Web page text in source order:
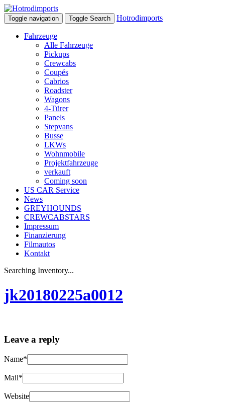
Toggle navigation Toggle Search Hotrodimports
Fahrzeuge
Alle Fahrzeuge
Pickups
Crewcabs
Coupés
Cabrios
Roadster
Wagons
4-Türer
Panels
Stepvans
Busse
LKWs
Wohnmobile
Projektfahrzeuge
verkauft
Coming soon
US CAR Service
News
GREYHOUNDS
CREWCABSTARS
Impressum
Finanzierung
Filmautos
Kontakt
Searching Inventory...
jk20180225a0012
Leave a reply
Name*
Mail*
Website